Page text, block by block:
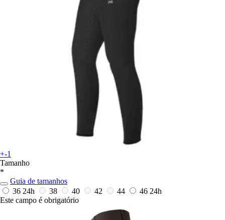
+-1
Tamanho
*
Guia de tamanhos
36 24h 38 40 42 44 46 24h
Este campo é obrigatório